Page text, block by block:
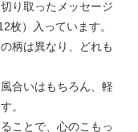
り取ったメッセージ
枚）入っています。
柄は異なり、どれも
合いはもちろん、軽
。
ことで、心のこもっ